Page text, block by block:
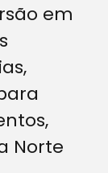
em
Norte